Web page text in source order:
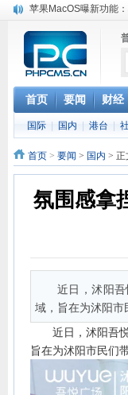
DS四款新能源车型上
小米高管：虽然高通
iOS 13加入黑暗模式
高通与苹果达成和解，
巴黎圣母院大火肆虐，
奔驰维权女车主捅出了
苹果MacOS曝新功能
首页 要闻 财经
国际 国内 港台
首页 > 要闻 > 国内 > 正
氛围感拿
近日，沭阳
域，旨在为沭阳市
近日，沭阳吾
旨在为沭阳市民们